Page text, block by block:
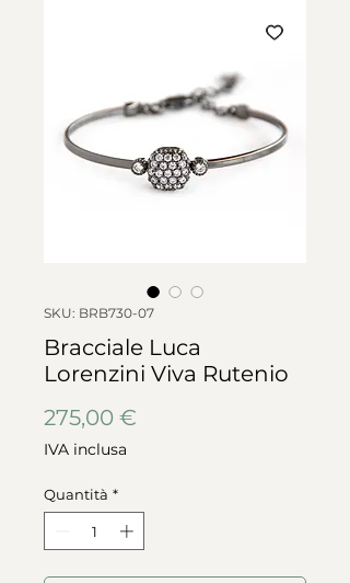
SKU: BRB730-07
Bracciale Luca
Lorenzini Viva Rutenio
275,00 €
IVA inclusa
Quantità *